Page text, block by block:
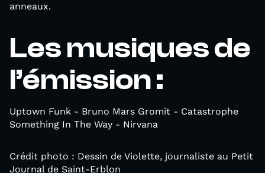
anneaux.
Les musiques de
l’émission :
Uptown Funk - Bruno Mars Gromit - Catastrophe
Something In The Way - Nirvana
Crédit photo : Dessin de Violette, journaliste au Petit
Journal de Saint-Erblon